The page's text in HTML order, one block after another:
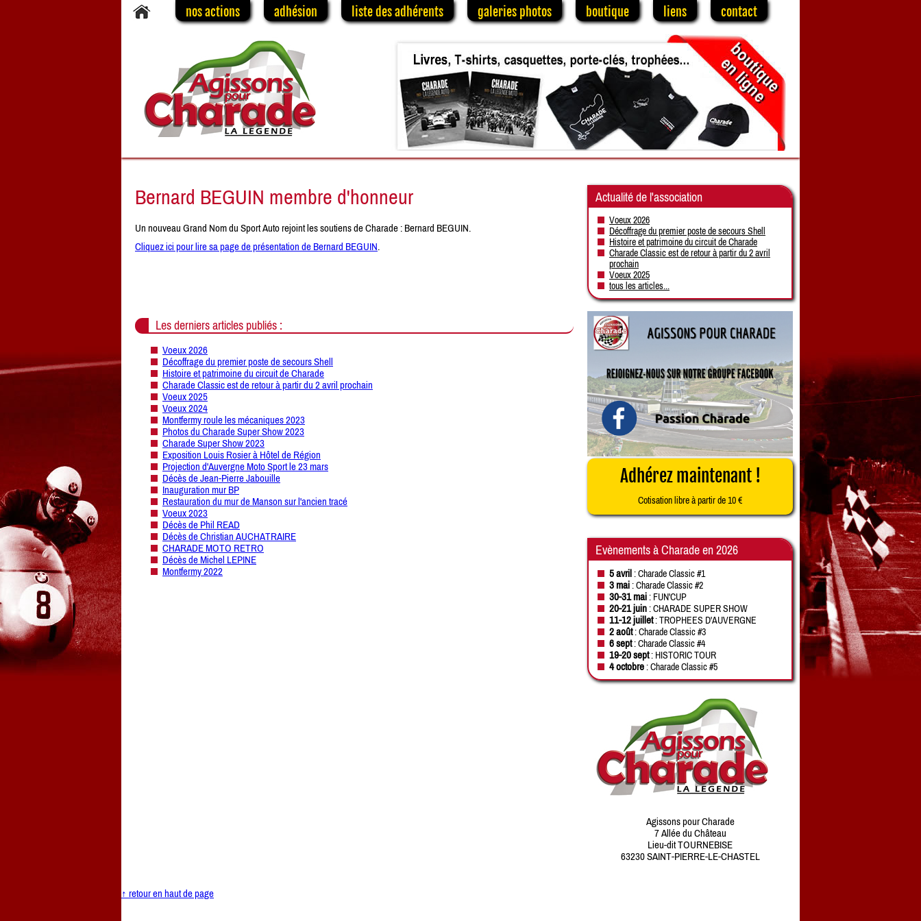
nos actions adhésion liste des adhérents galeries photos boutique liens contact
Bernard BEGUIN membre d'honneur
Un nouveau Grand Nom du Sport Auto rejoint les soutiens de Charade : Bernard BEGUIN.
Cliquez ici pour lire sa page de présentation de Bernard BEGUIN.
Les derniers articles publiés :
Voeux 2026
Décoffrage du premier poste de secours Shell
Histoire et patrimoine du circuit de Charade
Charade Classic est de retour à partir du 2 avril prochain
Voeux 2025
Voeux 2024
Montfermy roule les mécaniques 2023
Photos du Charade Super Show 2023
Charade Super Show 2023
Exposition Louis Rosier à Hôtel de Région
Projection d'Auvergne Moto Sport le 23 mars
Décès de Jean-Pierre Jabouille
Inauguration mur BP
Restauration du mur de Manson sur l'ancien tracé
Voeux 2023
Décès de Phil READ
Décès de Christian AUCHATRAIRE
CHARADE MOTO RETRO
Décès de Michel LEPINE
Montfermy 2022
Actualité de l'association
Voeux 2026
Décoffrage du premier poste de secours Shell
Histoire et patrimoine du circuit de Charade
Charade Classic est de retour à partir du 2 avril
prochain
Voeux 2025
tous les articles...
Adhérez maintenant !
Cotisation libre à partir de 10 €
Evènements à Charade en 2026
5 avril: Charade Classic #1
3 mai: Charade Classic #2
30-31 mai: FUN'CUP
20-21 juin: CHARADE SUPER SHOW
11-12 juillet: TROPHEES D'AUVERGNE
2 août: Charade Classic #3
6 sept: Charade Classic #4
19-20 sept: HISTORIC TOUR
4 octobre: Charade Classic #5
Agissons pour Charade
7 Allée du Château
Lieu-dit TOURNEBISE
63230 SAINT-PIERRE-LE-CHASTEL
↑ retour en haut de page